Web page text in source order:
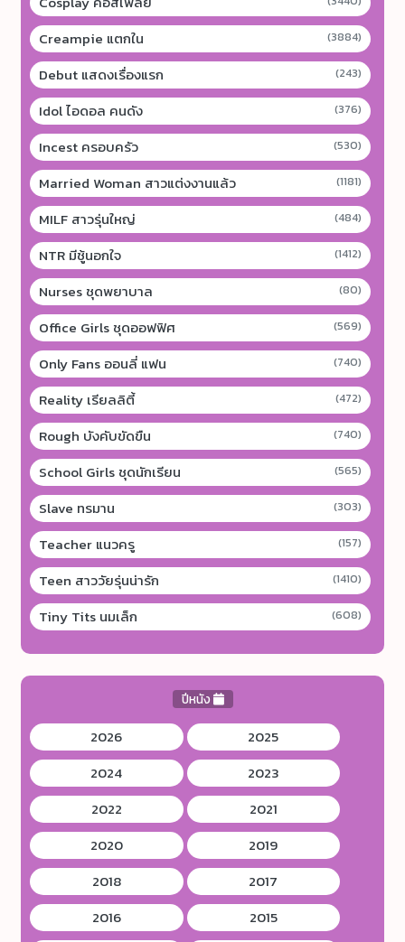
Creampie แตกใน (3884)
Debut แสดงเรื่องแรก (243)
Idol ไอดอล คนดัง (376)
Incest ครอบครัว (530)
Married Woman สาวแต่งงานแล้ว (1181)
MILF สาวรุ่นใหญ่ (484)
NTR มีชู้นอกใจ (1412)
Nurses ชุดพยาบาล (80)
Office Girls ชุดออฟฟิศ (569)
Only Fans ออนลี่ แฟน (740)
Reality เรียลลิตี้ (472)
Rough บังคับขัดขืน (740)
School Girls ชุดนักเรียน (565)
Slave ทรมาน (303)
Teacher แนวครู (157)
Teen สาววัยรุ่นน่ารัก (1410)
Tiny Tits นมเล็ก (608)
ปีหนัง
2026
2025
2024
2023
2022
2021
2020
2019
2018
2017
2016
2015